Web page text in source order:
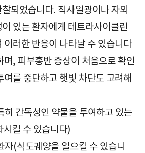
되었습니다. 직사일광이나 자외
있는 환자에게 테트라사이클린
이러한 반응이 나타날 수 있습니다
며, 피부홍반 증상이 처음으로 확인
여를 중단하고 햇빛 차단도 고려해
히 간독성인 약물을 투여하고 있는
킬 수 있습니다)
(식도궤양을 일으킬 수 있습니